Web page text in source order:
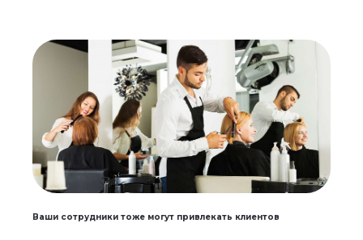
Ваши сотрудники тоже могут привлекать клиентов